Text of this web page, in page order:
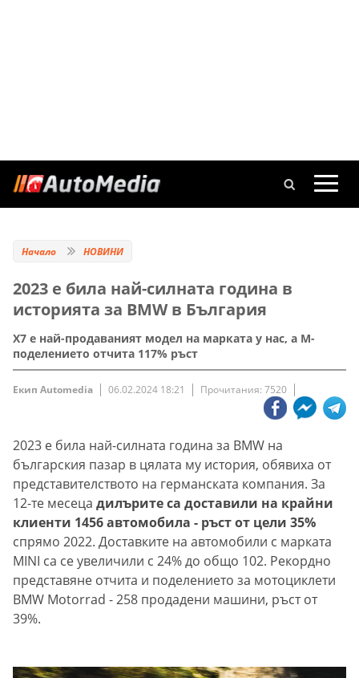
Начало НОВИНИ
2023 e била най-силната година в
историята за BMW в България
Х7 е най-продаваният модел на марката у нас, а М-
поделението отчита 117% ръст
Екип Automedia 06.02.2024 18:21 Прочитания: 7520
2023 e била най-силната година за BMW на
българския пазар в цялата му история, обявиха от
представителството на германската компания. За
12-те месеца дилърите са доставили на крайни
клиенти 1456 автомобила - ръст от цели 35%
спрямо 2022. Доставките на автомобили с марката
MINI са се увеличили с 24% до общо 102. Рекордно
представяне отчита и поделението за мотоциклети
BMW Motorrad - 258 продадени машини, ръст от
39%.